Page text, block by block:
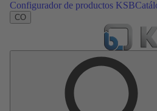
Configurador de productos KSB
CO